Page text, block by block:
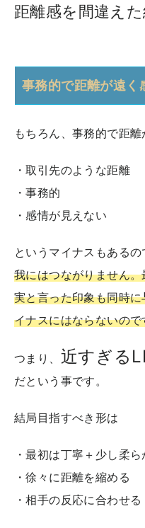
距離感を間違え
事務的で距離が遠く
もちろん、事務的で距
・取引先のような距離
・事務的
・感情が見えない
というマイナスもあるの
我にはつながりません
実と言った印象も同時
イナスにはならないので
つまり、 近すぎる
だという事です。
結局目指すべき形は
・最初は丁寧＋少し柔ら
・徐々に距離を縮める
・相手の反応に合わせる